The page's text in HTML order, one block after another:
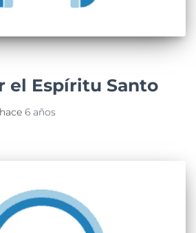
el Espíritu Santo
, hace 6 años